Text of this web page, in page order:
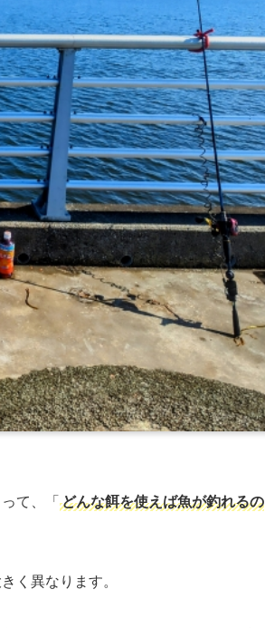
て、「 どんな餌を使えば魚が釣れるの
く異なります。